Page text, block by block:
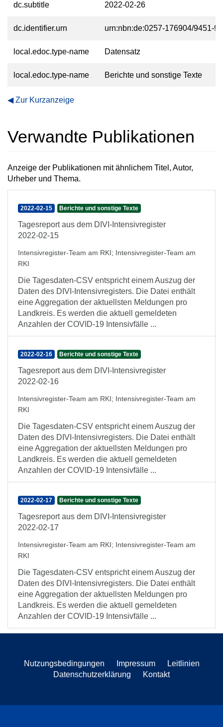
dc.subtitle 2022-02-26
dc.identifier.urn urn:nbn:de:0257-176904/9451-9
local.edoc.type-name Datensatz
local.edoc.type-name Berichte und sonstige Texte
Zur Kurzanzeige
Verwandte Publikationen
Anzeige der Publikationen mit ähnlichem Titel, Autor,
Urheber und Thema.
2022-02-15 Berichte und sonstige Texte
Tagesreport aus dem DIVI-Intensivregister
2022-02-15
Intensivregister-Team am RKI; Intensivregister-Team am
RKI
Die Tagesdaten-CSV entspricht einem Auszug der
Daten des DIVI-Intensivregisters. Die Datei enthält
eine Aggregation der aktuellsten Meldungen pro
Landkreis. Es werden die aktuell gemeldeten
Anzahlen der COVID-19 Intensivfälle ...
2022-02-16 Berichte und sonstige Texte
Tagesreport aus dem DIVI-Intensivregister
2022-02-16
Intensivregister-Team am RKI; Intensivregister-Team am
RKI
Die Tagesdaten-CSV entspricht einem Auszug der
Daten des DIVI-Intensivregisters. Die Datei enthält
eine Aggregation der aktuellsten Meldungen pro
Landkreis. Es werden die aktuell gemeldeten
Anzahlen der COVID-19 Intensivfälle ...
2022-02-17 Berichte und sonstige Texte
Tagesreport aus dem DIVI-Intensivregister
2022-02-17
Intensivregister-Team am RKI; Intensivregister-Team am
RKI
Die Tagesdaten-CSV entspricht einem Auszug der
Daten des DIVI-Intensivregisters. Die Datei enthält
eine Aggregation der aktuellsten Meldungen pro
Landkreis. Es werden die aktuell gemeldeten
Anzahlen der COVID-19 Intensivfälle ...
Nutzungsbedingungen Impressum
Leitlinien
Datenschutzerklärung
Kontakt